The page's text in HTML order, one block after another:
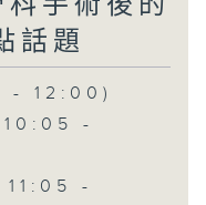
話題
- 12:00)
10:05 -
11:05 -